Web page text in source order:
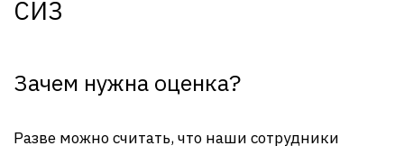
СИЗ
Зачем нужна оценка?
Разве можно считать, что наши сотрудники